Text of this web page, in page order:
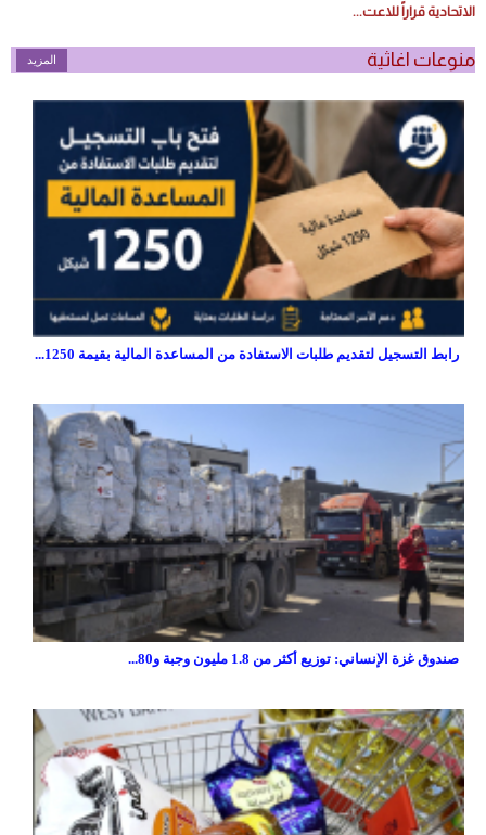
الاتحادية قراراً للاعت...
منوعات اغاثية المزيد
رابط التسجيل لتقديم طلبات الاستفادة من المساعدة المالية بقيمة 1250...
صندوق غزة الإنساني: توزيع أكثر من 1.8 مليون وجبة و80...